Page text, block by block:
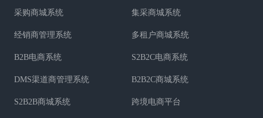
采购商城系统 集采商城系统
经销商管理系统 多租户商城系统
B2B电商系统 S2B2C电商系统
DMS渠道商管理系统 B2B2C商城系统
S2B2B商城系统 跨境电商平台